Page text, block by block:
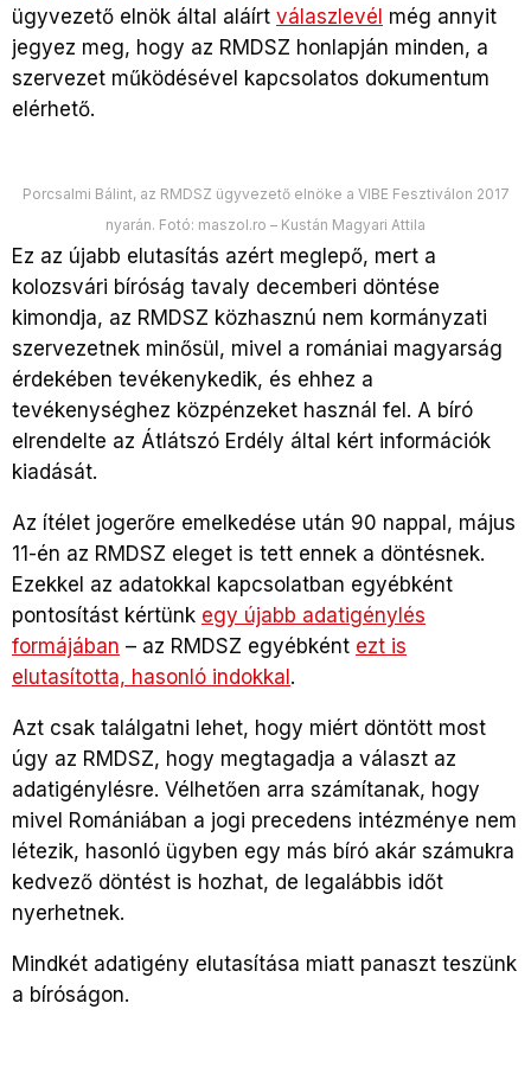
ügyvezető elnök által aláírt válaszlevél még annyit
jegyez meg, hogy az RMDSZ honlapján minden, a
szervezet működésével kapcsolatos dokumentum
elérhető.
Porcsalmi Bálint, az RMDSZ ügyvezető elnöke a VIBE Fesztiválon 2017
nyarán. Fotó: maszol.ro – Kustán Magyari Attila
Ez az újabb elutasítás azért meglepő, mert a
kolozsvári bíróság tavaly decemberi döntése
kimondja, az RMDSZ közhasznú nem kormányzati
szervezetnek minősül, mivel a romániai magyarság
érdekében tevékenykedik, és ehhez a
tevékenységhez közpénzeket használ fel. A bíró
elrendelte az Átlátszó Erdély által kért információk
kiadását.
Az ítélet jogerőre emelkedése után 90 nappal, május
11-én az RMDSZ eleget is tett ennek a döntésnek.
Ezekkel az adatokkal kapcsolatban egyébként
pontosítást kértünk egy újabb adatigénylés
formájában – az RMDSZ egyébként ezt is
elutasította, hasonló indokkal .
Azt csak találgatni lehet, hogy miért döntött most
úgy az RMDSZ, hogy megtagadja a választ az
adatigénylésre. Vélhetően arra számítanak, hogy
mivel Romániában a jogi precedens intézménye nem
létezik, hasonló ügyben egy más bíró akár számukra
kedvező döntést is hozhat, de legalábbis időt
nyerhetnek.
Mindkét adatigény elutasítása miatt panaszt teszünk
a bíróságon.